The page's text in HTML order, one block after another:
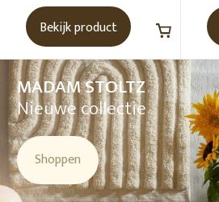
Bekijk product
MADAM STOLTZ
Nieuwe collectie
Shoppen